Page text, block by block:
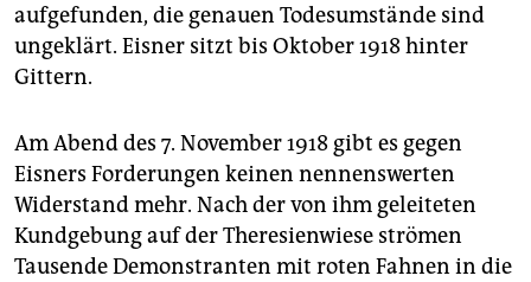
aufgefunden, die genauen Todesumstände sind
ungeklärt. Eisner sitzt bis Oktober 1918 hinter
Gittern.
Am Abend des 7. November 1918 gibt es gegen
Eisners Forderungen keinen nennenswerten
Widerstand mehr. Nach der von ihm geleiteten
Kundgebung auf der Theresienwiese strömen
Tausende Demonstranten mit roten Fahnen in die